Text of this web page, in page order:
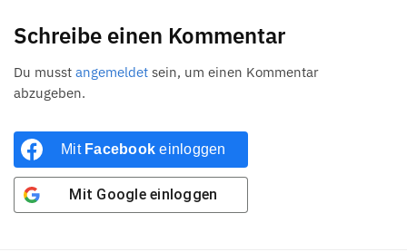
Schreibe einen Kommentar
Du musst angemeldet sein, um einen Kommentar
abzugeben.
Mit Facebook einloggen
Mit Googleeinloggen